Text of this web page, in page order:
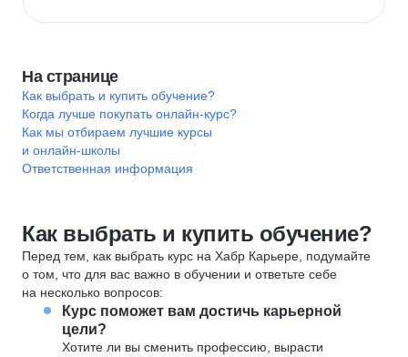
На странице
Как выбрать и купить обучение?
Когда лучше покупать онлайн-курс?
Как мы отбираем лучшие курсы
и онлайн-школы
Ответственная информация
Как выбрать и купить обучение?
Перед тем, как выбрать курс на Хабр Карьере, подумайте
о том, что для вас важно в обучении и ответьте себе
на несколько вопросов:
Курс поможет вам достичь карьерной
цели?
Хотите ли вы сменить профессию, вырасти